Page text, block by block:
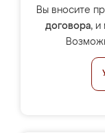
Вы вносите
договора, и